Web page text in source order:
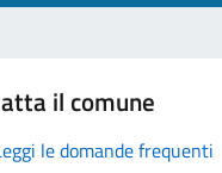
il comune
le domande frequenti